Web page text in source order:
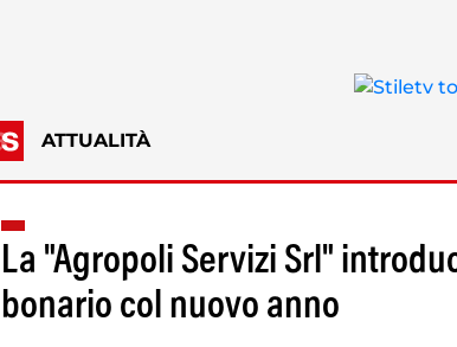
ATTUALITÀ
La "Agropoli Servizi Srl"
bonario col nuovo anno